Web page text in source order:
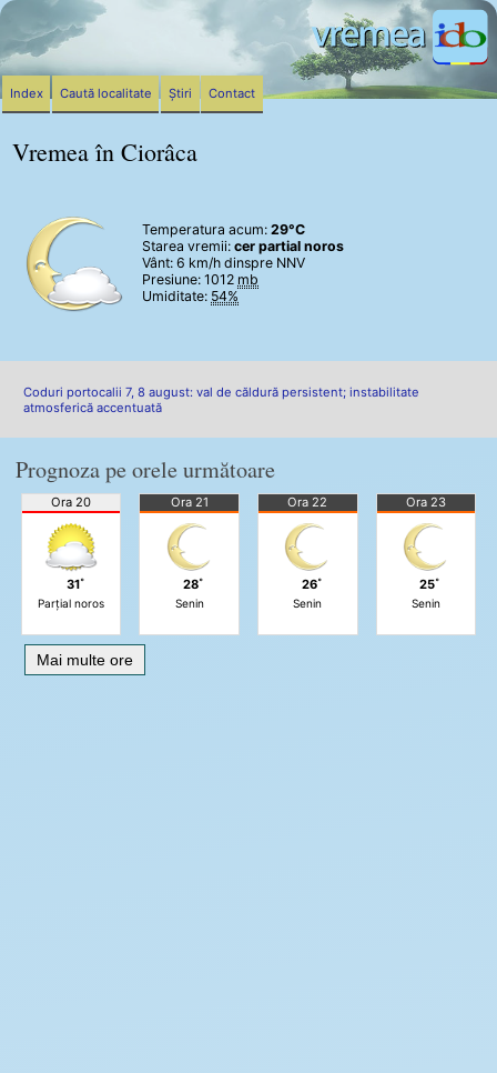
Vremea în Ciorâca
Temperatura acum: 29°C
Starea vremii: cer partial noros
Vânt: 6 km/h dinspre NNV
Presiune: 1012 mb
Umiditate: 54%
Coduri portocalii 7, 8 august: val de căldură persistent; instabilitate
atmosferică accentuată
Prognoza pe orele următoare
Ora 20
31˚
Parțial noros
Ora 21
28˚
Senin
Ora 22
26˚
Senin
Ora 23
25˚
Senin
Mai multe ore
Index Caută localitate Știri Contact